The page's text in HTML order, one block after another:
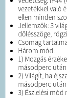
vezetékkel való
ellen minden
Jellemzők: 3
dőlésszöge,
Csomag
Három mód:
1) Mozgás
másodperc
2) Világít, ha
másodperc
3) Észlelési mód